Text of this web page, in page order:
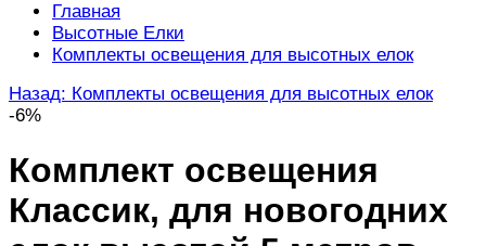
Главная
Высотные Елки
Комплекты освещения для высотных елок
Назад: Комплекты освещения для высотных елок
-6%
Комплект освещения
Классик, для новогодних